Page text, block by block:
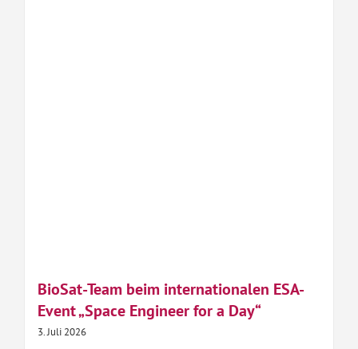
BioSat-Team beim internationalen ESA-
Event „Space Engineer for a Day“
3. Juli 2026